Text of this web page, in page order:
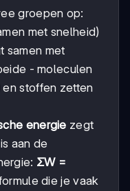
groepen op:
met snelheid)
samen met
- moleculen
stoffen zetten
energie zegt
aan de
ΣW =
die je vaak